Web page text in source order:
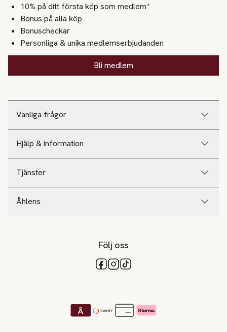
Vanliga frågor
Hjälp & information
Tjänster
Åhlens
10% på ditt första köp som medlem*
Bonus på alla köp
Bonuscheckar
Personliga & unika medlemserbjudanden
Bli medlem
Följ oss